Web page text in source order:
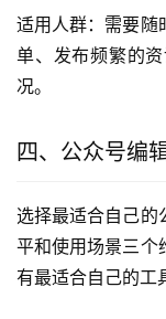
适用人群：需要随
单、发布频繁的
况。
四、公众号编
选择最适合自己的
平和使用场景三个
有最适合自己的工